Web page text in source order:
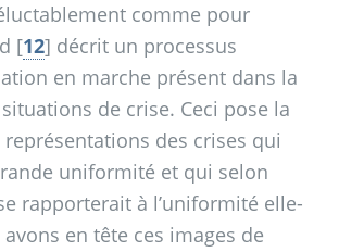
comme pour
[12] décrit un processus
en marche présent dans la
de crise. Ceci pose la
des crises qui
uniformité et qui selon
rapporterait à l’uniformité elle-
en tête ces images de